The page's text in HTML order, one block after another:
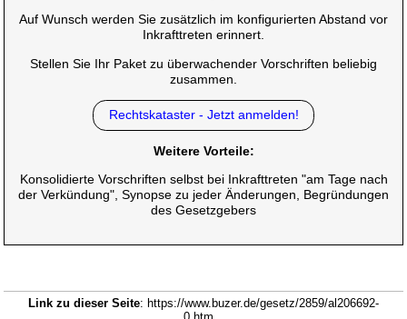
Auf Wunsch werden Sie zusätzlich im konfigurierten Abstand vor
Inkrafttreten erinnert.
Stellen Sie Ihr Paket zu überwachender Vorschriften beliebig
zusammen.
Rechtskataster - Jetzt anmelden!
Weitere Vorteile:
Konsolidierte Vorschriften selbst bei Inkrafttreten "am Tage nach
der Verkündung", Synopse zu jeder Änderungen, Begründungen
des Gesetzgebers
Link zu dieser Seite: https://www.buzer.de/gesetz/2859/al206692-